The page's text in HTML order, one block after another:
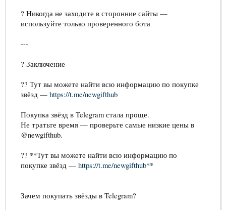
? Никогда не заходите в сторонние сайты —
используйте только проверенного бота
---
? Заключение
?? Тут вы можете найти всю информацию по покупке
звёзд — https://t.me/newgifthub
Покупка звёзд в Telegram стала проще.
Не тратьте время — проверьте самые низкие цены в
@newgifthub.
?? **Тут вы можете найти всю информацию по
покупке звёзд — https://t.me/newgifthub**
Зачем покупать звёзды в Telegram?